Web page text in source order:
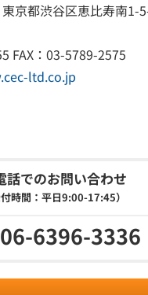
京都渋谷区恵比寿南1-
FAX：03-5789-2575
ltd.co.jp
話でのお問い合わせ
付時間：平日9:00-17:45）
06-6396-3336